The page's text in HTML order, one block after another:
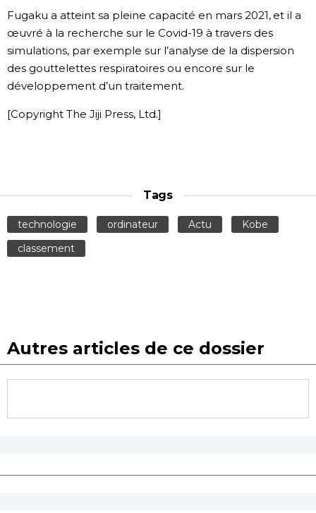
Fugaku a atteint sa pleine capacité en mars 2021, et il a
œuvré à la recherche sur le Covid-19 à travers des
simulations, par exemple sur l’analyse de la dispersion
des gouttelettes respiratoires ou encore sur le
développement d’un traitement.
[Copyright The Jiji Press, Ltd.]
Tags
technologie ordinateur Actu
Kobe
classement
Autres articles de ce dossier